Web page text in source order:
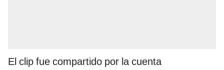
El clip fue compartido por la cuenta